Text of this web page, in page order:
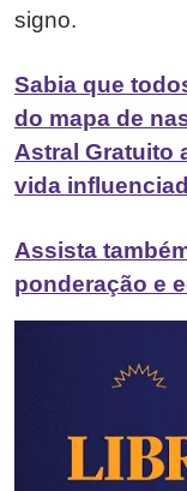
signo.
Sabia que
do mapa de
Astral Gratuito
vida
Assista
ponderação e